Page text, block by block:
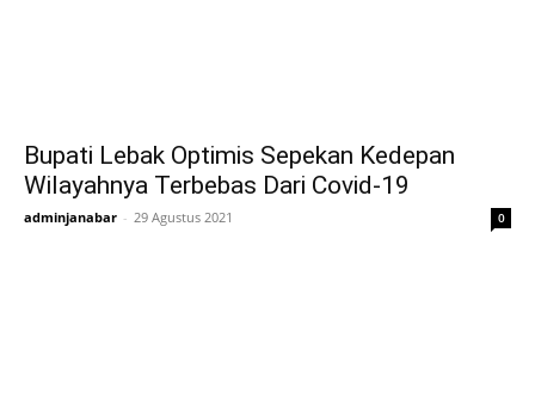
Bupati Lebak Optimis Sepekan Kedepan
Wilayahnya Terbebas Dari Covid-19
adminjanabar - 29 Agustus 2021 0